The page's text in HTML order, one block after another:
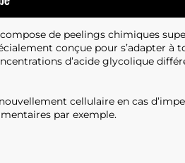
de peelings chimiques
conçue pour s’adapter
d’acide glycolique
cellulaire en cas
par exemple.